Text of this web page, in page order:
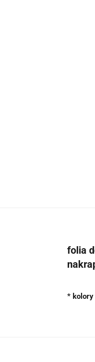
folia
* kolory